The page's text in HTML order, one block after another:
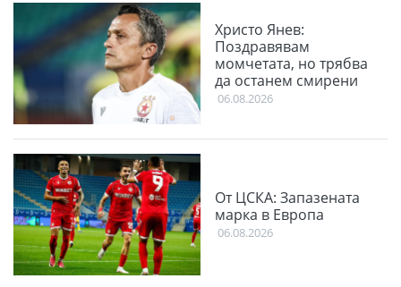
Христо Янев:
Поздравявам
момчетата, но трябва
да останем смирени
06.08.2026
От ЦСКА: Запазената
марка в Европа
06.08.2026